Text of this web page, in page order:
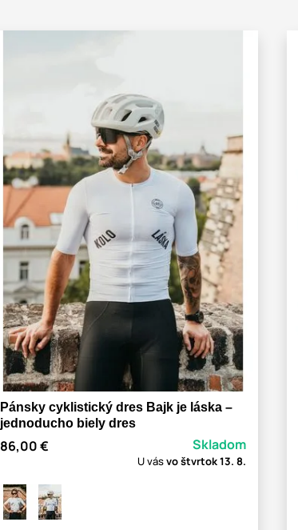
Pánsky cyklistický dres Bajk je láska –
jednoducho biely dres
86,00 € Skladom
U vásvo štvrtok13. 8.